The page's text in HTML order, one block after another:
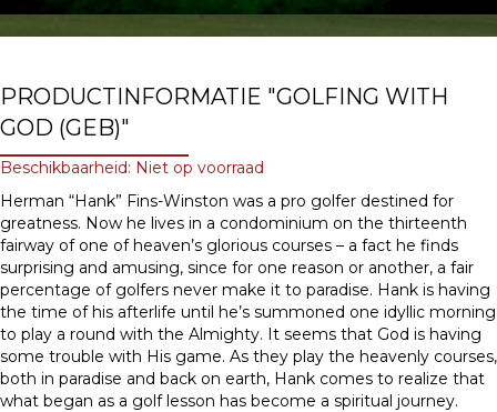
PRODUCTINFORMATIE "GOLFING WITH
GOD (GEB)"
Beschikbaarheid: Niet op voorraad
Herman “Hank” Fins-Winston was a pro golfer destined for
greatness. Now he lives in a condominium on the thirteenth
fairway of one of heaven’s glorious courses – a fact he finds
surprising and amusing, since for one reason or another, a fair
percentage of golfers never make it to paradise. Hank is having
the time of his afterlife until he’s summoned one idyllic morning
to play a round with the Almighty. It seems that God is having
some trouble with His game. As they play the heavenly courses,
both in paradise and back on earth, Hank comes to realize that
what began as a golf lesson has become a spiritual journey.